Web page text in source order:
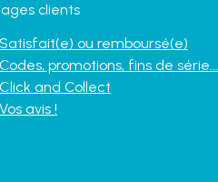
clients
Satisfait(e) ou remboursé(e)
Codes, promotions, fins de série...
Click and Collect
Vos avis !